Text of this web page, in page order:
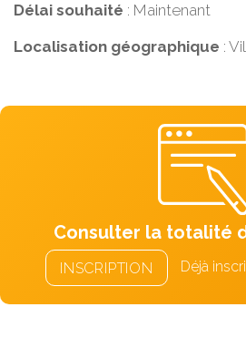
Délai souhaité : Maintenant
Localisation géographique :
Consulter la totalité
INSCRIPTION Déjà